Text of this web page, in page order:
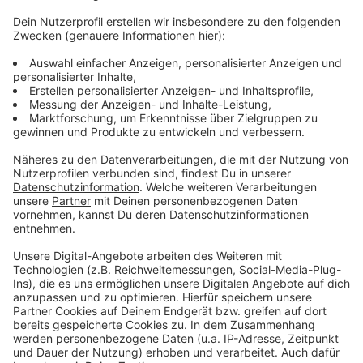
Jogi Löw ist der schönste Bundestrainer aller Zeiten
dreimal hin und zurück. Quasi im Alleingang hat er aus
einem rüden Haufen die "Fashion's-Eleven" geformt.
Selbstverständlich immer dabei: Sein Handy, mit dem
er in lieb gewonnener Manier per Sprachnachricht von
seinen Erlebnissen berichtet. Eben Jogis
Sprachnachricht, die Fußball-Comedy.
Anzeige
Anzeige